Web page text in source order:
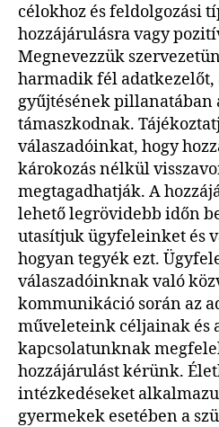
célokhoz és feldolgozási
hozzájárulásra vagy
Megnevezzük
harmadik fél adatkezelőt,
gyűjtésének pillanatában
támaszkodnak.
válaszadóinkat, hogy
károkozás nélkül
megtagadhatják. A
lehető legrövidebb időn
utasítjuk ügyfeleinket és
hogyan tegyék ezt.
válaszadóinknak való
kommunikáció során az
műveleteink céljainak és
kapcsolatunknak
hozzájárulást kérünk.
intézkedéseket
gyermekek esetében a